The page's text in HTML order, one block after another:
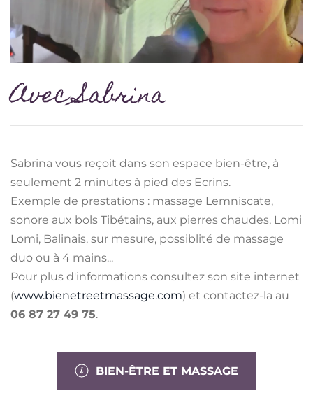
Avec Sabrina
Sabrina vous reçoit dans son espace bien-être, à
seulement 2 minutes à pied des Ecrins.
Exemple de prestations : massage Lemniscate,
sonore aux bols Tibétains, aux pierres chaudes, Lomi
Lomi, Balinais, sur mesure, possiblité de massage
duo ou à 4 mains...
Pour plus d'informations consultez son site internet
(www.bienetreetmassage.com) et contactez-la au
06 87 27 49 75.
BIEN-ÊTRE ET MASSAGE